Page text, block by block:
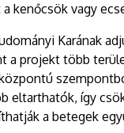
kenőcsök vagy
Karának
a projekt több
eltarthatók, így
a betegek